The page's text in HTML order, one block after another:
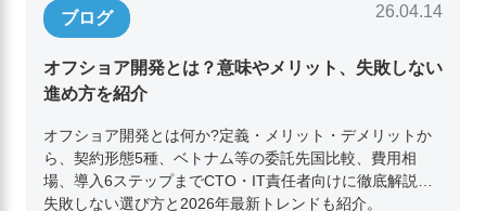
ブログ 26.04.14
オフショア開発とは？意味やメリット、失敗しない
進め方を紹介
オフショア開発とは何か?定義・メリット・デメリットか
ら、契約形態5種、ベトナム等の委託先国比較、費用相
場、導入6ステップまでCTO・IT責任者向けに徹底解説。
失敗しない選び方と2026年最新トレンドも紹介。